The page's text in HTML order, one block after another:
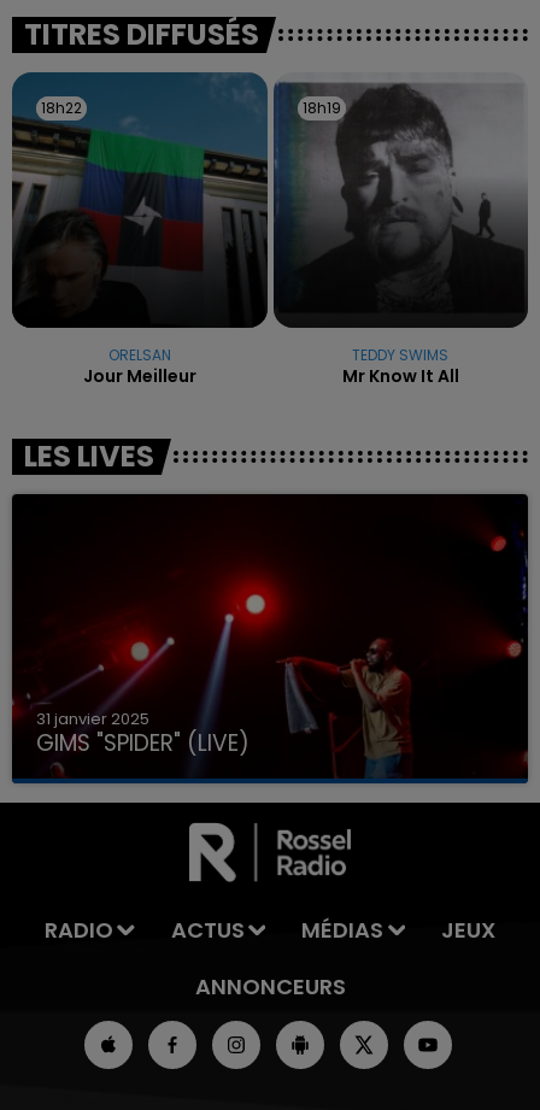
excuses.
TITRES DIFFUSÉS
18h22
18h22
ORELSAN
Jour Meilleur
18h19
18h19
TEDDY SWIMS
Mr Know It All
LES LIVES
31 janvier 2025
GIMS "SPIDER" (LIVE)
RADIO ACTUS MÉDIAS
JEUX
ANNONCEURS